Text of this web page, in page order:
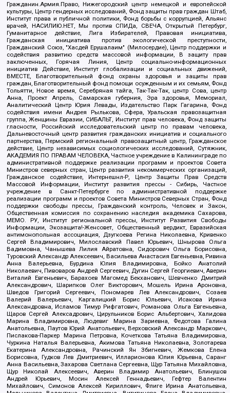
Гражданин.Армия.Право, Нижегородский центр немецкой и европейской
культуры, Центр гендерных исследований, Фонд защиты прав граждан Штаб,
Институт права и публичной политики, Фонд борьбы с коррупцией, Альянс
врачей, НАСИЛИЮ.НЕТ, Мы против СПИДа, СВЕЧА, Открытый Петербург,
Гуманитарное действие, Лига Избирателей, Правовая инициатива,
Гражданская инициатива против экологической преступности,
Гражданский Союз, "Хасдей Ерушалаим" (Милосердие), Центр поддержки и
содействия развитию средств массовой информации, В защиту прав
заключенных, Горячая Линия, Центр социально-информационных
инициатив Действие, Институт глобализации и социальных движений,
ВМЕСТЕ, Благотворительный фонд охраны здоровья и защиты прав
граждан, Благотворительный фонд помощи осужденным и их семьям, Фонд
Тольятти, Новое время, Серебряная тайга, Так-Так-Так, центр Сова, центр
Анна, Проект Апрель, Самарская губерния, Эра здоровья, Мемориал,
Аналитический Центр Юрия Левады, Издательство Парк Гагарина, Фонд
содействия имени Андрея Рылькова, Сфера, Уральская правозащитная
группа, Женщины Евразии, СИБАЛЬТ, Институт прав человека, Фонд защиты
гласности, Российский исследовательский центр по правам человека,
Дальневосточный центр развития гражданских инициатив и социального
партнерства, Пермский региональный правозащитный центр, Гражданское
действие, Центр независимых социологических исследований, Сутяжник,
АКАДЕМИЯ ПО ПРАВАМ ЧЕЛОВЕКА, Частное учреждение в Калининграде по
административной поддержке реализации программ и проектов Совета
Министров северных стран, Центр развития некоммерческих организаций,
Гражданское содействие, Интернешнл-Р, Центр Защиты Прав Средств
Массовой Информации, Институт развития прессы - Сибирь, Частное
учреждение в Санкт-Петербурге по административной поддержке
реализации программ и проектов Совета Министров Северных Стран, Фонд
поддержки свободы прессы, Гражданский контроль, Человек и Закон,
Общественная комиссия по сохранению наследия академика Сахарова,
МЕМО. РУ, Институт региональной прессы, Институт Развития Свободы
Информации, Экозащита!-Женсовет, Общественный вердикт, Евразийская
антимонопольная ассоциация, Дзугкоева Регина Николаевна, Кривенко
Сергей Владимирович, Милославский Павел Юрьевич, Шнырова Ольга
Вадимовна, Чанышева Лилия Айратовна, Сидорович Ольга Борисовна,
Туровский Александр Алексеевич, Васильева Анастасия Евгеньевна, Ривина
Анна Валерьевна, Бурдина Юлия Владимировна, Бойко Анатолий
Николаевич, Пивоваров Андрей Сергеевич, Дугин Сергей Георгиевич, Аверин
Виталий Евгеньевич, Барахоев Магомед Бекханович, Шевченко Дмитрий
Александрович, Шарипков Олег Викторович, Мошель Ирина Ароновна,
Шведов Григорий Сергеевич, Пономарев Лев Александрович, Созаев
Валерий Валерьевич, Каргалицкий Борис Юльевич, Исакова Ирина
Александровна, Исламов Тимур Рифгатович, Романова Ольга Евгеньевна,
Щаров Сергей Алексадрович, Цирульников Борис Альбертович, Халидова
Марина Владимировна, Людевиг Марина Зариевна, Федотова Галина
Анатольевна, Паутов Юрий Анатольевич, Верховский Александр Маркович,
Пислакова-Паркер Марина Петровна, Кочеткова Татьяна Владимировна,
Чуркина Наталья Валерьевна, Акимова Татьяна Николаевна, Золотарева
Екатерина Александровна, Рачинский Ян Збигневич, Жемкова Елена
Борисовна, Гудков Лев Дмитриевич, Илларионова Юлия Юрьевна, Саранг
Анна Васильевна, Захарова Светлана Сергеевна, Щур Татьяна Михайловна,
Щур Николай Алексеевич, Аверин Владимир Анатольевич, Блинушов
Андрей Юрьевич, Мосин Алексей Геннадьевич, Гефтер Валентин
Михайлович, Симонов Алексей Кириллович, Флиге Ирина Анатольевна,